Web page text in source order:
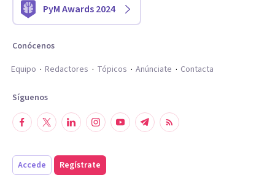
PyM Awards 2024
Conócenos
Equipo
Redactores Tópicos Anúnciate Contacta
Síguenos
Accede Regístrate